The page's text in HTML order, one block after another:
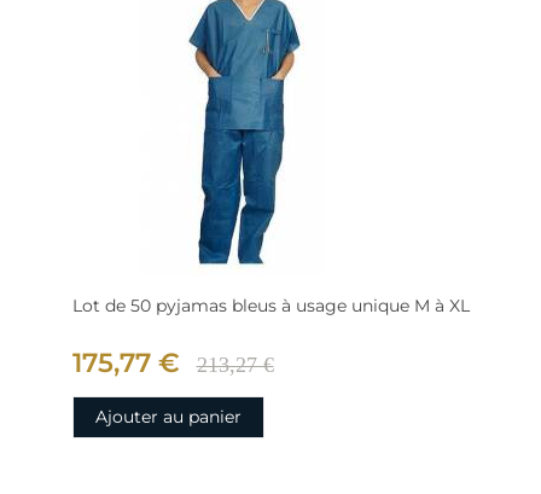
Lot de 50 pyjamas bleus à usage unique M à XL
175,77 € 213,27 €
Ajouter au panier